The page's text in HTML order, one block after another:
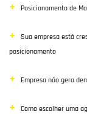
Posicionamento de
Sua empresa está
posicionamento
Empresa não gera
Como escolher uma